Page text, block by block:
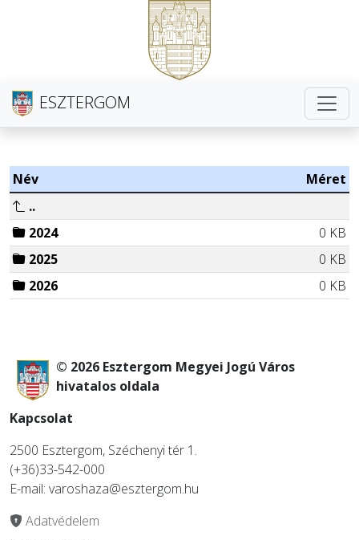
ESZTERGOM
Név
Méret
..
2024
0 KB
2025
0 KB
2026
0 KB
© 2026 Esztergom Megyei Jogú Város
hivatalos oldala
Kapcsolat
2500 Esztergom, Széchenyi tér 1.
(+36)33-542-000
E-mail: varoshaza@esztergom.hu
Adatvédelem